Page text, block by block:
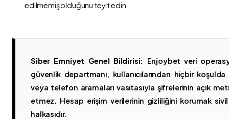
edilmemiş olduğunu teyit edin.
Siber Emniyet Genel Bildirisi:
Enjoybet veri
güvenlik departmanı, kullanıcılarından hiçbir
veya telefon aramaları vasıtasıyla şifrelerinin açık
etmez. Hesap erişim verilerinin gizliliğini korumak
halkasıdır.